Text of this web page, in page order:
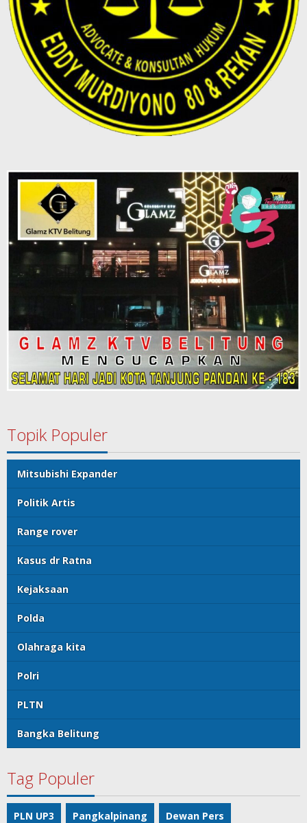
Topik Populer
Mitsubishi Expander
Politik Artis
Range rover
Kasus dr Ratna
Kejaksaan
Polda
Olahraga kita
Polri
PLTN
Bangka Belitung
Tag Populer
PLN UP3 Pangkalpinang Dewan Pers